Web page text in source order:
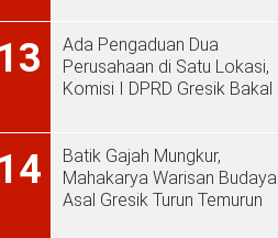
13
Ada Pengaduan Dua
Perusahaan di Satu Lokasi,
Komisi I DPRD Gresik Bakal
14
Batik Gajah Mungkur,
Mahakarya Warisan Budaya
Asal Gresik Turun Temurun